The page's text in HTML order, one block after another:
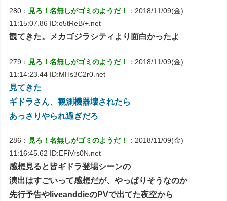
280： 見ろ！名無しがゴミのようだ！
：2018/11/09(金)
11:15:07.86 ID:o5tReB/+.net
観てきた。メカゴジラシティより面白かったよ
279： 見ろ！名無しがゴミのようだ！
：2018/11/09(金)
11:14:23.44 ID:MHs3C2r0.net
見てきた
ギドラさん、観測機器壊されたら
あっさりやられ過ぎだろ
286： 見ろ！名無しがゴミのようだ！
：2018/11/09(金)
11:16:45.62 ID:EFiVrs0N.net
感想見ると皆ギドラ登場シーンの
演出はすごいって感想だが、やっぱりそうなのか
先行予告やliveanddieのPVで出てた夜空から